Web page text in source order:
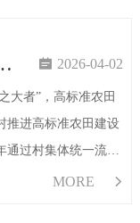
建设成效显著  2026-04-02
大者”，高标准农田
推进高标准农田建设
通过村集体统一流
中连片打造高标准农
MORE 